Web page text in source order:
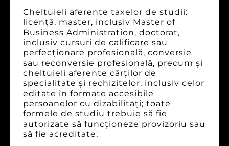
Cheltuieli aferente taxelor de studii:
licenţă, master, inclusiv Master of
Business Administration, doctorat,
inclusiv cursuri de calificare sau
perfecţionare profesională, conversie
sau reconversie profesională, precum şi
cheltuieli aferente cărţilor de
specialitate şi rechizitelor, inclusiv celor
editate în formate accesibile
persoanelor cu dizabilităţi; toate
formele de studiu trebuie să fie
autorizate să funcţioneze provizoriu sau
să fie acreditate;